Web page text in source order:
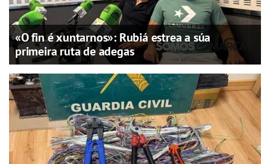
«O fin é xuntarnos»: Rubiá estrea a súa
primeira ruta de adegas